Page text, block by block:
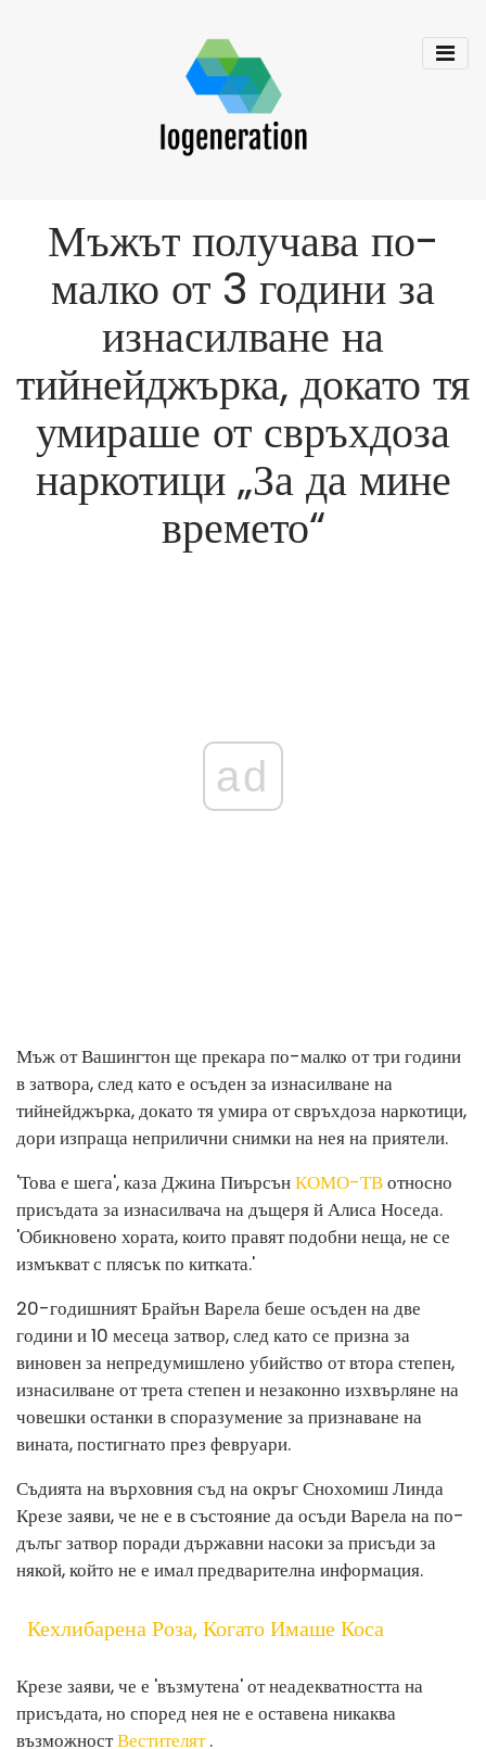
Мъжът получава по-
малко от 3 години за
изнасилване на
тийнейджърка, докато тя
умираше от свръхдоза
наркотици „За да мине
времето“
ad
Мъж от Вашингтон ще прекара по-малко от три години
в затвора, след като е осъден за изнасилване на
тийнейджърка, докато тя умира от свръхдоза наркотици,
дори изпраща неприлични снимки на нея на приятели.
'Това е шега', каза Джина ПиърсънКОМО-ТВотносно
присъдата за изнасилвача на дъщеря й Алиса Носеда.
'Обикновено хората, които правят подобни неща, не се
измъкват с плясък по китката.'
20-годишният Брайън Варела беше осъден на две
години и 10 месеца затвор, след като се призна за
виновен за непредумишлено убийство от втора степен,
изнасилване от трета степен и незаконно изхвърляне на
човешки останки в споразумение за признаване на
вината, постигнато през февруари.
Съдията на върховния съд на окръг Снохомиш Линда
Крезе заяви, че не е в състояние да осъди Варела на по-
дълъг затвор поради държавни насоки за присъди за
някой, който не е имал предварителна информация.
Кехлибарена Роза, Когато Имаше Коса
Крезе заяви, че е 'възмутена' от неадекватността на
присъдата, но според нея не е оставена никаква
възможностВестителят.